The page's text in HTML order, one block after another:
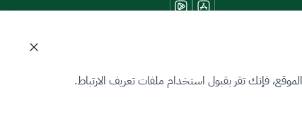
فإنك تقر بقبول استخدام ملفات تعريف الارتباط.